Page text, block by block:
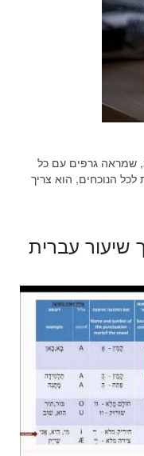
שמראה גרפים עם כל
הנוכחים, הוא צריך
שיעור עברית